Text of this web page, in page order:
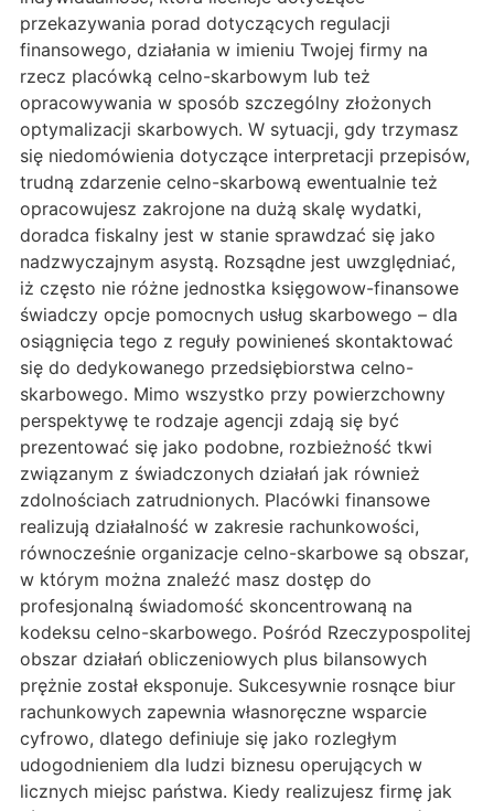
przekazywania porad dotyczących regulacji
finansowego, działania w imieniu Twojej firmy na
rzecz placówką celno-skarbowym lub też
opracowywania w sposób szczególny złożonych
optymalizacji skarbowych. W sytuacji, gdy trzymasz
się niedomówienia dotyczące interpretacji przepisów,
trudną zdarzenie celno-skarbową ewentualnie też
opracowujesz zakrojone na dużą skalę wydatki,
doradca fiskalny jest w stanie sprawdzać się jako
nadzwyczajnym asystą. Rozsądne jest uwzględniać,
iż często nie różne jednostka księgowow-finansowe
świadczy opcje pomocnych usług skarbowego – dla
osiągnięcia tego z reguły powinieneś skontaktować
się do dedykowanego przedsiębiorstwa celno-
skarbowego. Mimo wszystko przy powierzchowny
perspektywę te rodzaje agencji zdają się być
prezentować się jako podobne, rozbieżność tkwi
związanym z świadczonych działań jak również
zdolnościach zatrudnionych. Placówki finansowe
realizują działalność w zakresie rachunkowości,
równocześnie organizacje celno-skarbowe są obszar,
w którym można znaleźć masz dostęp do
profesjonalną świadomość skoncentrowaną na
kodeksu celno-skarbowego. Pośród Rzeczypospolitej
obszar działań obliczeniowych plus bilansowych
prężnie został eksponuje. Sukcesywnie rosnące biur
rachunkowych zapewnia własnoręczne wsparcie
cyfrowo, dlatego definiuje się jako rozległym
udogodnieniem dla ludzi biznesu operujących w
licznych miejsc państwa. Kiedy realizujesz firmę jak